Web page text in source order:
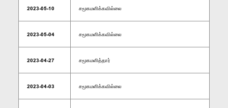
2023-05-10 சமூகமளிக்கவில்லை
2023-05-04 சமூகமளிக்கவில்லை
2023-04-27 சமூகமளித்தார்
2023-04-03 சமூகமளிக்கவில்லை